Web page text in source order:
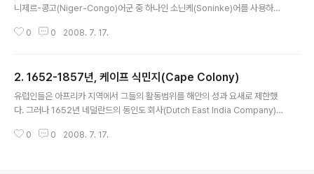
니제르-콩고(Niger-Congo)어군 중 하나인 소닌케(Soninke)어를 사용하고
위치하고 있었는데 금이 매우 풍부한 곳이었다. 이곳의 지배자는 무역로를 장악
함께 강력한 군사력으로 이웃의 부족들을 복속시켰다. 번창하는 무역과 왕가라
(Wangara)와 밤북(Bambuk)의 금광으로부터의 수입은 수도인 쿰비-살레(K
umbi-Saleh)를 번영시켰다. 제국의 전성기인 1050년쯤, 베르베르인의 무역
0 0 2008. 7. 17.
2. 1652-1857년, 케이프 식민지(Cape Colony)
유럽인들은 아프리카 지역에서 그들의 활동범위를 해안의 성과 요새로 제한했
다. 그러나 1652년 네덜란드의 동인도 회사(Dutch East India Company)
의해 호텐토트(Hottentots)와 부쉬맨(Bushmen)으로 불려진 코이산(Khois
0 0 2008. 7. 17.